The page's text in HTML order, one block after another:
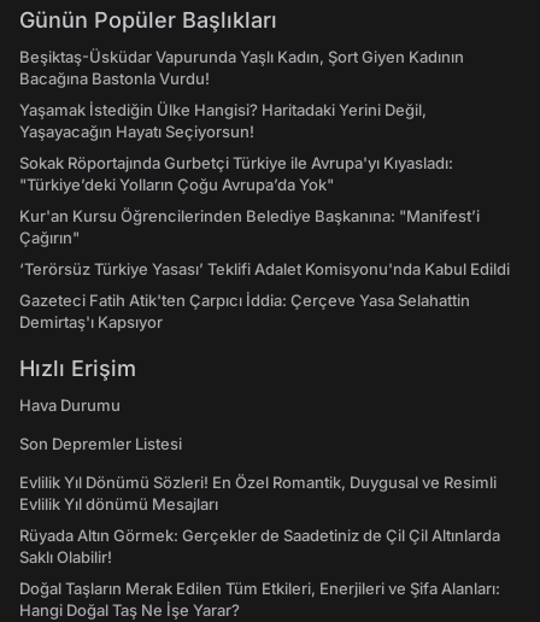
Günün Popüler Başlıkları
Beşiktaş-Üsküdar Vapurunda Yaşlı Kadın, Şort Giyen Kadının
Bacağına Bastonla Vurdu!
Yaşamak İstediğin Ülke Hangisi? Haritadaki Yerini Değil,
Yaşayacağın Hayatı Seçiyorsun!
Sokak Röportajında Gurbetçi Türkiye ile Avrupa'yı Kıyasladı:
"Türkiye’deki Yolların Çoğu Avrupa’da Yok"
Kur'an Kursu Öğrencilerinden Belediye Başkanına: "Manifest’i
Çağırın"
‘Terörsüz Türkiye Yasası’ Teklifi Adalet Komisyonu'nda Kabul Edildi
Gazeteci Fatih Atik'ten Çarpıcı İddia: Çerçeve Yasa Selahattin
Demirtaş'ı Kapsıyor
Hızlı Erişim
Hava Durumu
Son Depremler Listesi
Evlilik Yıl Dönümü Sözleri! En Özel Romantik, Duygusal ve Resimli
Evlilik Yıl dönümü Mesajları
Rüyada Altın Görmek: Gerçekler de Saadetiniz de Çil Çil Altınlarda
Saklı Olabilir!
Doğal Taşların Merak Edilen Tüm Etkileri, Enerjileri ve Şifa Alanları:
Hangi Doğal Taş Ne İşe Yarar?